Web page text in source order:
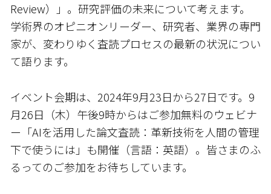
Review）」。研究評価の未来について考えます。
学術界のオピニオンリーダー、研究者、業界の専門
家が、変わりゆく査読プロセスの最新の状況につい
て語ります。
イベント会期は、2024年9月23日から27日です。9
月26日（木）午後9時からはご参加無料のウェビナ
ー「AIを活用した論文査読：革新技術を人間の管理
下で使うには」も開催（言語：英語）。皆さまのふ
るってのご参加をお待ちしています。